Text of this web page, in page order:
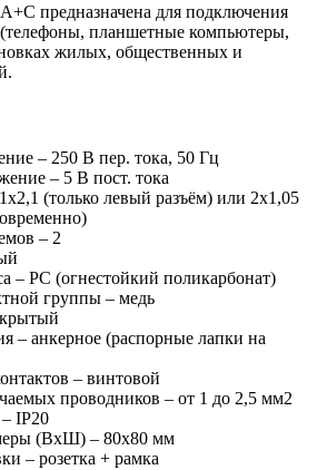
предназначена для подключения
планшетные компьютеры,
жилых, общественных и
– 250 В пер. тока, 50 Гц
– 5 В пост. тока
(только левый разъём) или 2х1,05
– 2
– PC (огнестойкий поликарбонат)
группы – медь
– анкерное (распорные лапки на
– винтовой
проводников – от 1 до 2,5 мм2
IP20
(ВхШ) – 80х80 мм
– розетка + рамка